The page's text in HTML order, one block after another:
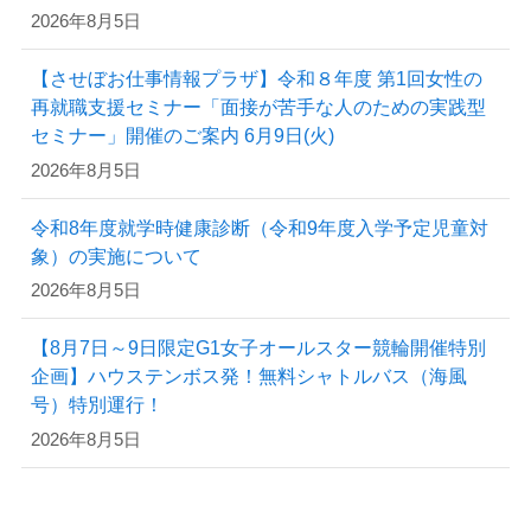
2026年8月5日
【させぼお仕事情報プラザ】令和８年度 第1回女性の
再就職支援セミナー「面接が苦手な人のための実践型
セミナー」開催のご案内 6月9日(火)
2026年8月5日
令和8年度就学時健康診断（令和9年度入学予定児童対
象）の実施について
2026年8月5日
【8月7日～9日限定G1女子オールスター競輪開催特別
企画】ハウステンボス発！無料シャトルバス（海風
号）特別運行！
2026年8月5日